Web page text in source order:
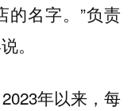
的名字。”负责
。
年以来，每